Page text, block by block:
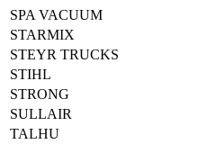
SPA VACUUM
STARMIX
STEYR TRUCKS
STIHL
STRONG
SULLAIR
TALHU